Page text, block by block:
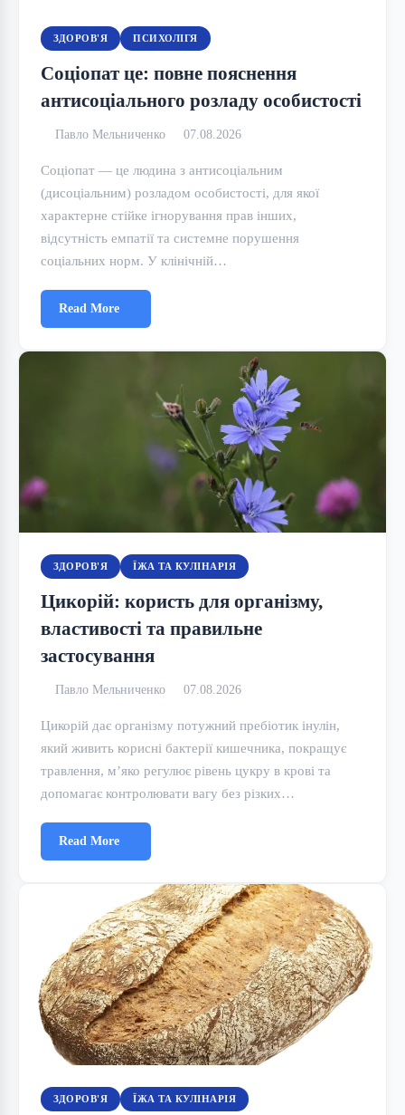
ЗДОРОВ'Я ПСИХОЛІГЯ
Соціопат це: повне пояснення
антисоціального розладу особистості
Павло Мельниченко 07.08.2026
Соціопат — це людина з антисоціальним
(дисоціальним) розладом особистості, для якої
характерне стійке ігнорування прав інших,
відсутність емпатії та системне порушення
соціальних норм. У клінічній…
Read More
ЗДОРОВ'Я ЇЖА ТА КУЛІНАРІЯ
Цикорій: користь для організму,
властивості та правильне
застосування
Павло Мельниченко 07.08.2026
Цикорій дає організму потужний пребіотик інулін,
який живить корисні бактерії кишечника, покращує
травлення, м’яко регулює рівень цукру в крові та
допомагає контролювати вагу без різких…
Read More
ЗДОРОВ'Я ЇЖА ТА КУЛІНАРІЯ